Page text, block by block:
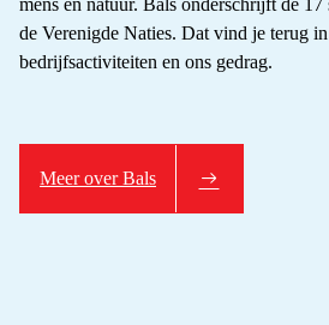
mens en natuur. Bals onderschrijft de
de Verenigde Naties. Dat vind je terug
bedrijfsactiviteiten en ons gedrag.
Meer over Bals